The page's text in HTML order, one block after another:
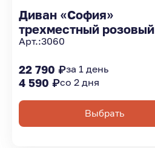
Диван «София»
трехместный розовый
Арт.:3060
22 790 ₽за 1 день
4 590 ₽со 2 дня
Выбрать